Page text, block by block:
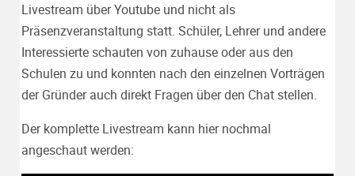
Livestream über Youtube und nicht als
Präsenzveranstaltung statt. Schüler, Lehrer und andere
Interessierte schauten von zuhause oder aus den
Schulen zu und konnten nach den einzelnen Vorträgen
der Gründer auch direkt Fragen über den Chat stellen.
Der komplette Livestream kann hier nochmal
angeschaut werden: